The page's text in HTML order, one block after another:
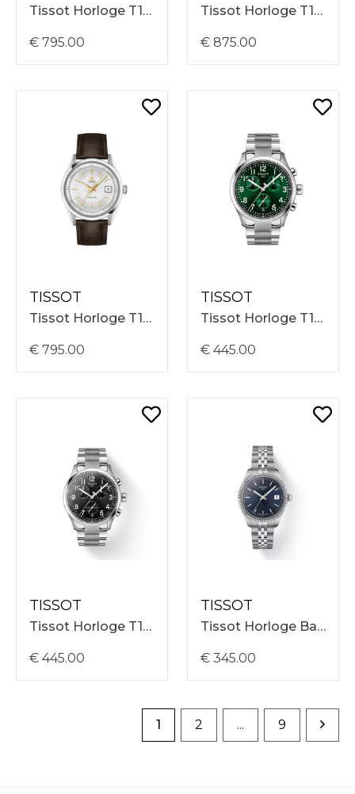
Tissot Horloge T1658071104100 Gentleman Powermatic 80 38mm, Blauwe Wijzerplaat
€ 795.00
Tissot Horloge T1574071104100 Visodate Powermatic 80 39mm, Blauwe Wijzerplaat, Stalen Band
€ 875.00
TISSOT
Tissot Horloge T1574071603100 Visodate Powermatic 80 39mm, Zilverkleurige Wijzerplaat, Bruine Lederen Band
€ 795.00
TISSOT
Tissot Horloge T1164171109200 Chrono L Quartz 42mm, Groene Wijzerplaat, Stalen Band
€ 445.00
TISSOT
Tissot Horloge T1164171105200 Chrono L Quartz 42mm, Zwarte Wijzerplaat, Stalen Band
€ 445.00
TISSOT
Tissot Horloge Ballade 34mm, Blauwe Wijzerplaat, Stalen Band T1562101104100
€ 345.00
1 2 ... 9